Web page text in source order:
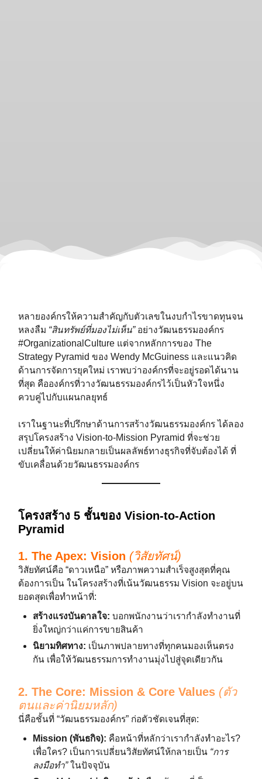
หลายองค์กรให้ความสำคัญกับตัวเลขในงบกำไรขาดทุนจน
หลงลืม “สินทรัพย์ที่มองไม่เห็น” อย่างวัฒนธรรมองค์กร
#OrganizationalCulture แต่จากหลักการของ The
Strategy Pyramid ของ Wendy McGuiness และแนวคิด
ด้านการจัดการยุคใหม่ เราพบว่าองค์กรที่จะอยู่รอดได้นาน
ที่สุด คือองค์กรที่วางวัฒนธรรมองค์กรไว้เป็นหัวใจหนึ่ง
ควบคู่ไปกับแผนกลยุทธ์
เราในฐานะที่ปรึกษาด้านการสร้างวัฒนธรรมองค์กร ได้ลอง
สรุปโครงสร้าง Vision-to-Mission Pyramid ที่จะช่วย
เปลี่ยนให้ค่านิยมกลายเป็นผลลัพธ์ทางธุรกิจที่จับต้องได้ ที่
ขับเคลื่อนด้วยวัฒนธรรมองค์กร
โครงสร้าง 5 ชั้นของ Vision-to-Action
Pyramid
1. The Apex: Vision (วิสัยทัศน์)
วิสัยทัศน์คือ “ดาวเหนือ” หรือภาพความสำเร็จสูงสุดที่คุณ
ต้องการเป็น ในโครงสร้างที่เน้นวัฒนธรรม Vision จะอยู่บน
ยอดสุดเพื่อทำหน้าที่:
สร้างแรงบันดาลใจ: บอกพนักงานว่าเรากำลังทำงานที่
ยิ่งใหญ่กว่าแค่การขายสินค้า
นิยามทิศทาง: เป็นภาพปลายทางที่ทุกคนมองเห็นตรง
กัน เพื่อให้วัฒนธรรมการทำงานมุ่งไปสู่จุดเดียวกัน
2. The Core: Mission & Core Values (ตัว
ตนและค่านิยมหลัก)
นี่คือชั้นที่ “วัฒนธรรมองค์กร” ก่อตัวชัดเจนที่สุด:
Mission (พันธกิจ): คือหน้าที่หลักว่าเรากำลังทำอะไร?
เพื่อใคร? เป็นการเปลี่ยนวิสัยทัศน์ให้กลายเป็น “การ
ลงมือทำ”ในปัจจุบัน